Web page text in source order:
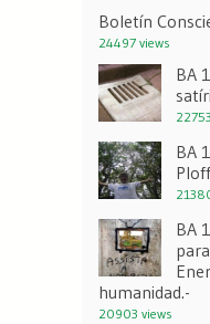
Boletín
24497 views
BA
BA
BA
humanidad.-
20903 views